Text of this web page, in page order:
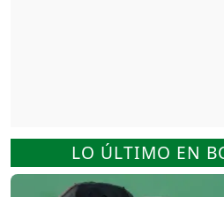
LO ÚLTIMO EN